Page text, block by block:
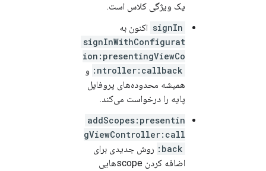
یک ویژگی کلاس است.
signIn اکنون به
signInWithConfigurat
ion:presentingViewCo
ntroller:callback:
و
همیشه محدوده‌های پروفایل
پایه را درخواست می‌کند.
addScopes:presentin
gViewController:call
back:
روش جدیدی برای
اضافه کردن scopeهایی